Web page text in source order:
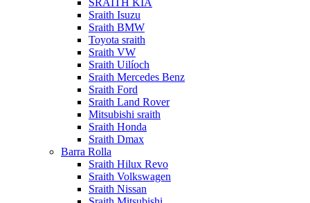
SRAITH KIA
Sraith Isuzu
Sraith BMW
Toyota sraith
Sraith VW
Sraith Uilíoch
Sraith Mercedes Benz
Sraith Ford
Sraith Land Rover
Mitsubishi sraith
Sraith Honda
Sraith Dmax
Barra Rolla
Sraith Hilux Revo
Sraith Volkswagen
Sraith Nissan